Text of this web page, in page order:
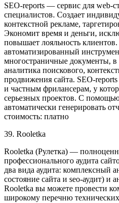
SEO-reports — cервис для web-
специалистов. Создает
контекстной рекламе,
Экономит время и деньги,
повышает лояльность
автоматизированный
многостраничные документы, в
аналитика поискового,
продвижения сайта. SEO-reports
и частным фрилансерам, у
серьезных проектов. С
автоматически генерировать
стоимость: платно
39. Rooletka
Rooletka (Рулетка) —
профессионального аудита
два вида аудита: комплексный
состояние сайта и seo-аудит) и
Rooletka вы можете провести
широкому перечню